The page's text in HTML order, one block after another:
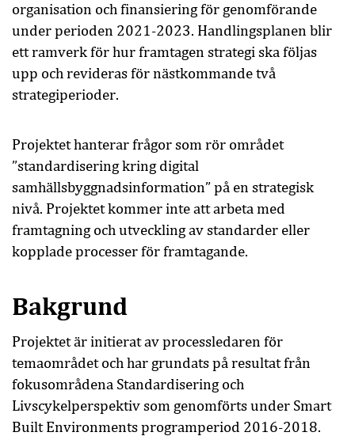
organisation och finansiering för genomförande
under perioden 2021-2023. Handlingsplanen blir
ett ramverk för hur framtagen strategi ska följas
upp och revideras för nästkommande två
strategiperioder.
Projektet hanterar frågor som rör området
”standardisering kring digital
samhällsbyggnadsinformation” på en strategisk
nivå. Projektet kommer inte att arbeta med
framtagning och utveckling av standarder eller
kopplade processer för framtagande.
Bakgrund
Projektet är initierat av processledaren för
temaområdet och har grundats på resultat från
fokusområdena Standardisering och
Livscykelperspektiv som genomförts under Smart
Built Environments programperiod 2016-2018.